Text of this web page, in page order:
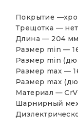
Покрытие
Трещотка — нет
Длина — 204 мм
Размер min —
Размер min
Размер max —
Размер max
Материал — CrV
Шарнирный